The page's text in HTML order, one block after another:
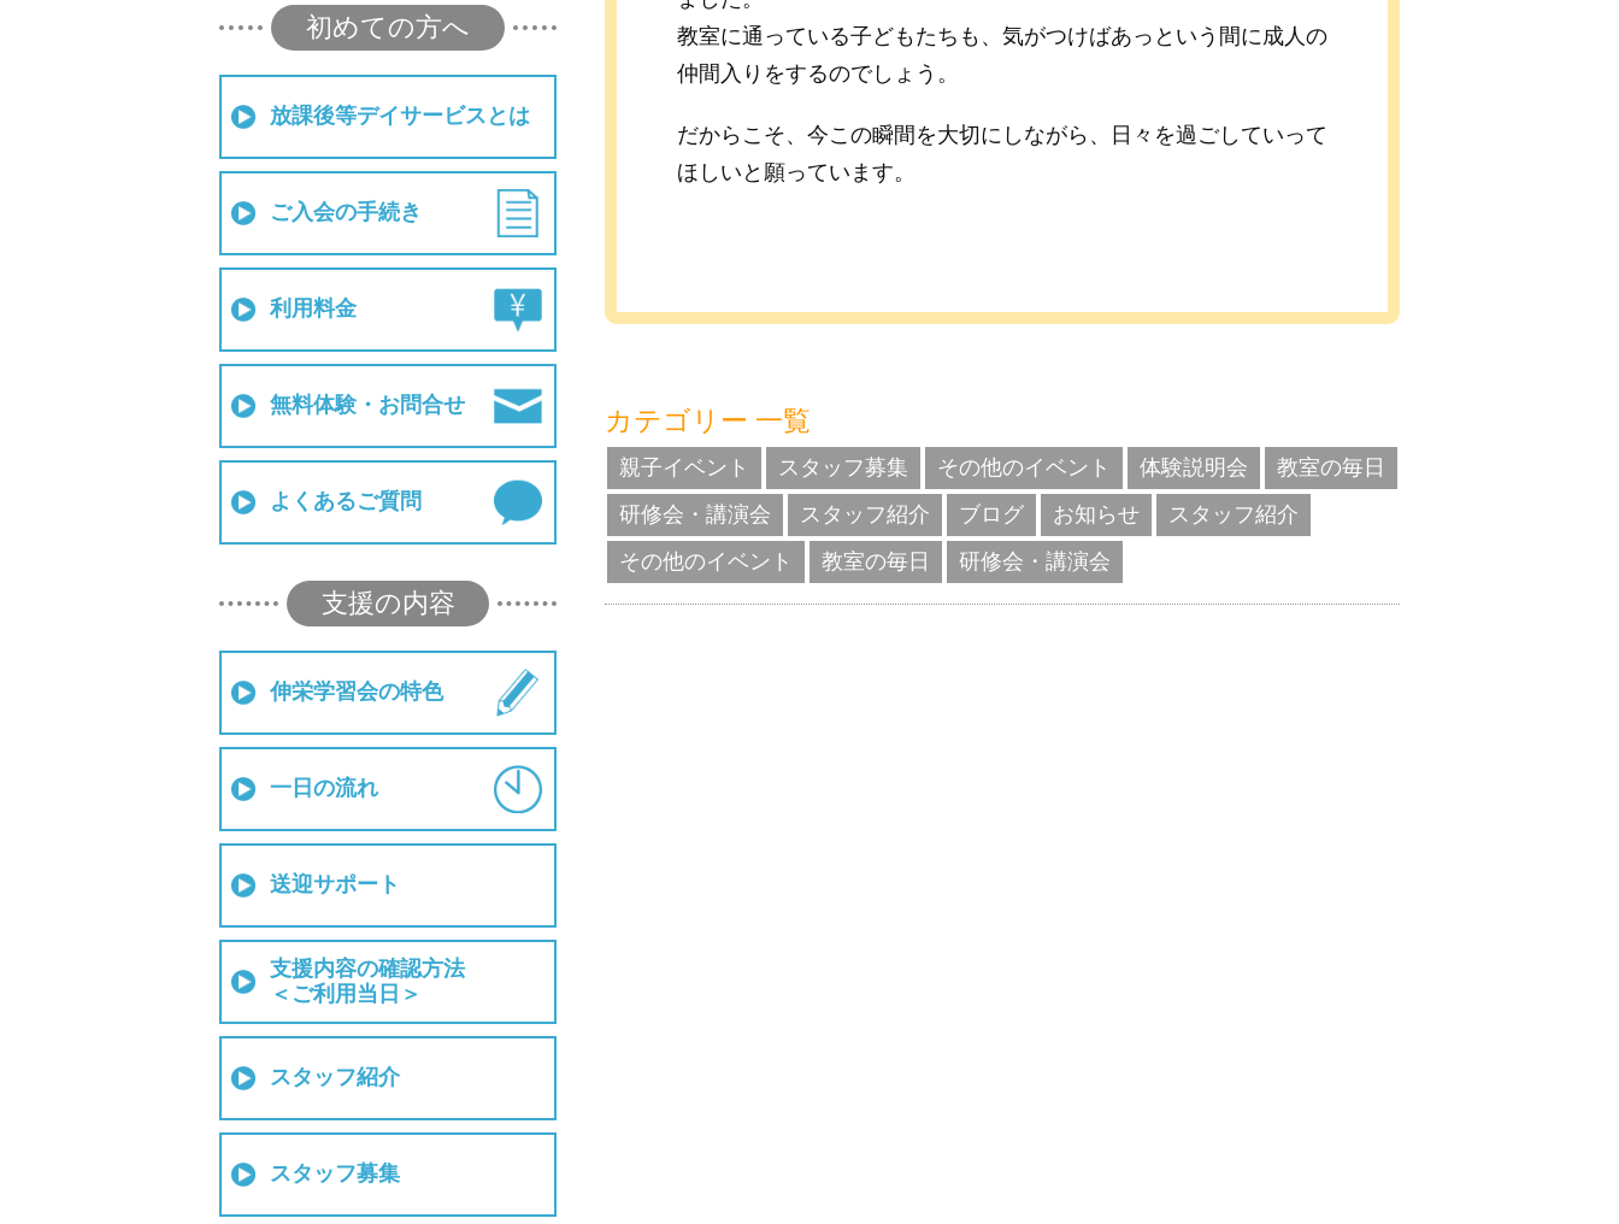
初めての方へ
放課後等デイサービスとは
ご入会の手続き
利用料金
無料体験・お問合せ
よくあるご質問
支援の内容
伸栄学習会の特色
一日の流れ
送迎サポート
支援内容の確認方法
＜ご利用当日＞
スタッフ紹介
スタッフ募集
教室に通っている子どもたちも、気がつけばあっという間に成人の
仲間入りをするのでしょう。
だからこそ、今この瞬間を大切にしながら、日々を過ごしていって
ほしいと願っています。
カテゴリー 一覧
親子イベント スタッフ募集 その他のイベント 体験説明会
教室の毎日
研修会・講演会
スタッフ紹介 ブログ お知らせ
スタッフ紹介
その他のイベント
教室の毎日 研修会・講演会